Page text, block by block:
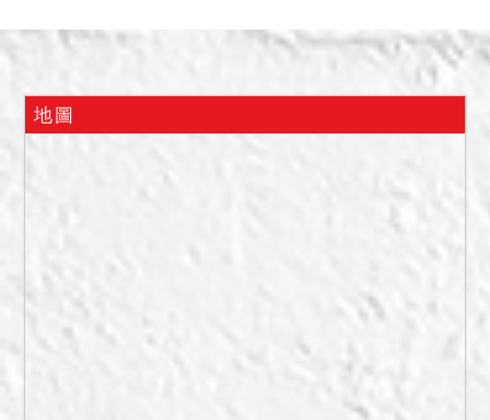
三、保證金新台幣：
定後塗銷。
二種住宅區，5121建號建物
位於十層樓鋼筋混凝土造建
屋齡約18年，據債務人配偶
稱：拍賣之不動產由債務人
配偶居住使用，無出租、出
借等情形，惟應買人於投標
地圖